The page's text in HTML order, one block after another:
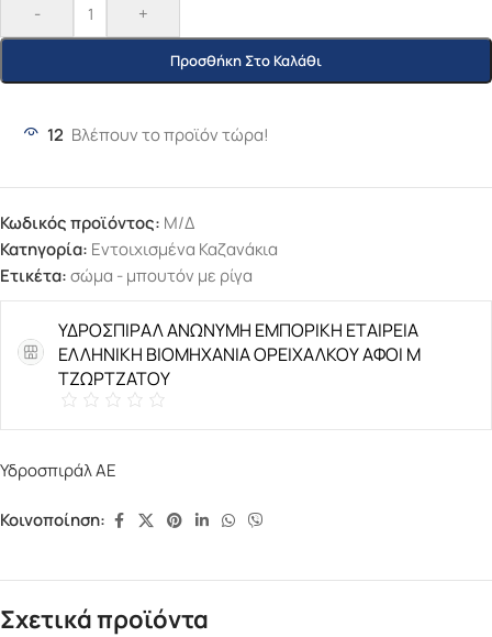
- +
Προσθήκη Στο Καλάθι
12 Βλέπουν το προϊόν τώρα!
Κωδικός προϊόντος: Μ/Δ
Κατηγορία: Εντοιχισμένα Καζανάκια
Ετικέτα:σώμα - μπουτόν με ρίγα
ΥΔΡΟΣΠΙΡΑΛ ΑΝΩΝΥΜΗ ΕΜΠΟΡΙΚΗ ΕΤΑΙΡΕΙΑ
ΕΛΛΗΝΙΚΗ ΒΙΟΜΗΧΑΝΙΑ ΟΡΕΙΧΑΛΚΟΥ ΑΦΟΙ Μ
ΤΖΩΡΤΖΑΤΟΥ
Υδροσπιράλ ΑΕ
Κοινοποίηση:
Σχετικά προϊόντα